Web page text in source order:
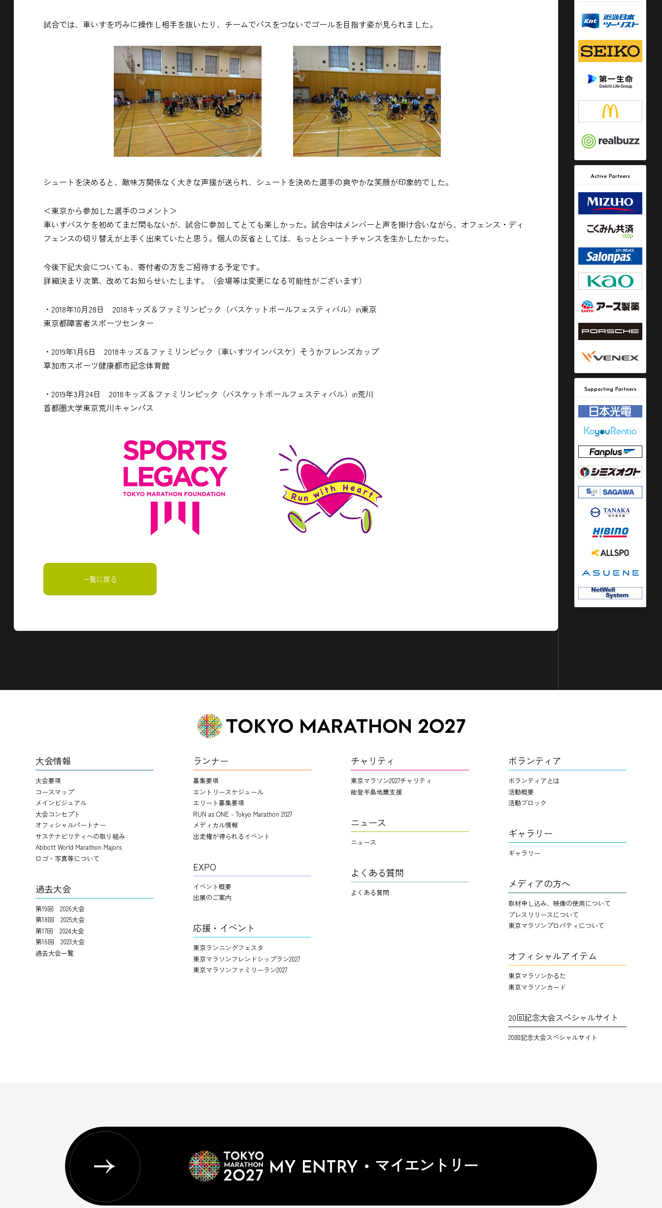
試合では、車いすを巧みに操作し相手を抜いたり、チームでパスをつないでゴールを目指す姿が見られました。
シュートを決めると、敵味方関係なく大きな声援が送られ、シュートを決めた選手の爽やかな笑顔が印象的でした。
＜東京から参加した選手のコメント＞
車いすバスケを初めてまだ間もないが、試合に参加してとても楽しかった。試合中はメンバーと声を掛け合いながら、オフェンス・ディ
フェンスの切り替えが上手く出来ていたと思う。個人の反省としては、もっとシュートチャンスを生かしたかった。
今後下記大会についても、寄付者の方をご招待する予定です。
詳細決まり次第、改めてお知らせいたします。（会場等は変更になる可能性がございます）
・2018年10月28日 2018キッズ＆ファミリンピック（バスケットボールフェスティバル）in東京
東京都障害者スポーツセンター
・2019年1月6日 2018キッズ＆ファミリンピック（車いすツインバスケ）そうかフレンズカップ
草加市スポーツ健康都市記念体育館
・2019年3月24日 2018キッズ＆ファミリンピック（バスケットボールフェスティバル）in荒川
首都圏大学東京荒川キャンパス
一覧に戻る
Active Partners
Supporting Partners
大会情報
大会要項
コースマップ
メインビジュアル
大会コンセプト
オフィシャルパートナー
サステナビリティへの取り組み
Abbott World Marathon Majors
ロゴ・写真等について
過去大会
第19回 2026大会
第18回 2025大会
第17回 2024大会
第16回 2023大会
過去大会一覧
ランナー
募集要項
エントリースケジュール
エリート募集要項
RUN as ONE - Tokyo Marathon 2027
メディカル情報
出走権が得られるイベント
EXPO
イベント概要
出展のご案内
応援・イベント
東京ランニングフェスタ
東京マラソンフレンドシップラン2027
東京マラソンファミリーラン2027
チャリティ
東京マラソン2027チャリティ
能登半島地震支援
ニュース
ニュース
よくある質問
よくある質問
ボランティア
ボランティアとは
活動概要
活動ブロック
ギャラリー
ギャラリー
メディアの方へ
取材申し込み、映像の使用について
プレスリリースについて
東京マラソンプロパティについて
オフィシャルアイテム
東京マラソンかるた
東京マラソンカード
20回記念大会スペシャルサイト
20回記念大会スペシャルサイト
MY ENTRY ・ マイエントリー